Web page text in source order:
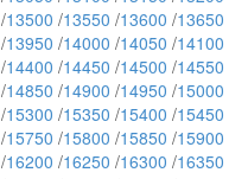
/13500 /13550 /13600 /13650
/13950 /14000 /14050 /14100
/14400 /14450 /14500 /14550
/14850 /14900 /14950 /15000
/15300 /15350 /15400 /15450
/15750 /15800 /15850 /15900
/16200 /16250 /16300 /16350